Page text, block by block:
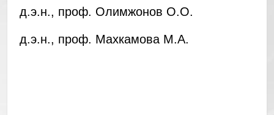
д.э.н., проф. Олимжонов О.О.
д.э.н., проф. Махкамова М.А.